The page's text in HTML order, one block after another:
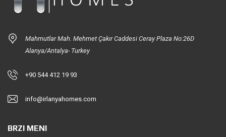
Mahmutlar Mah. Mehmet Çakır Caddesi Ceray Plaza No:26D
Alanya/Antalya- Turkey
+90 544 412 19 93
info@irlanyahomes.com
BRZI MENI